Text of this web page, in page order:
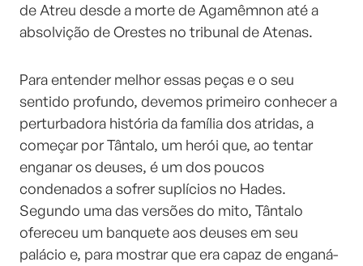
de Atreu desde a morte de Agamêmnon até a
absolvição de Orestes no tribunal de Atenas.
Para entender melhor essas peças e o seu
sentido profundo, devemos primeiro conhecer a
perturbadora história da família dos atridas, a
começar por Tântalo, um herói que, ao tentar
enganar os deuses, é um dos poucos
condenados a sofrer suplícios no Hades.
Segundo uma das versões do mito, Tântalo
ofereceu um banquete aos deuses em seu
palácio e, para mostrar que era capaz de enganá-